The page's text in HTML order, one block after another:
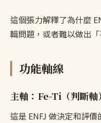
這個張力解釋了為什麼
輯問題，或者難以做出
功能軸線
主軸：Fe-Ti（判斷軸）
這是 ENFJ 做決定和評